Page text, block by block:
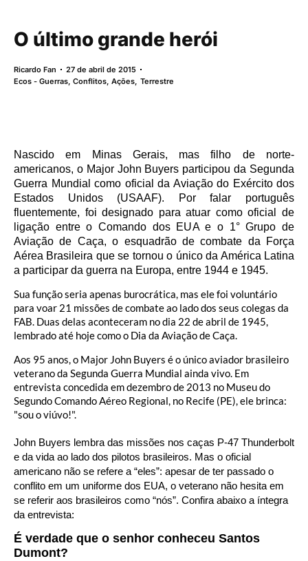
O último grande herói
Ricardo Fan
27 de abril de 2015
Ecos - Guerras, Conflitos, Ações,Terrestre
Nascido em Minas Gerais, mas filho de norte-
americanos, o Major John Buyers participou da Segunda
Guerra Mundial como oficial da Aviação do Exército dos
Estados Unidos (USAAF). Por falar português
fluentemente, foi designado para atuar como oficial de
ligação entre o Comando dos EUA e o 1° Grupo de
Aviação de Caça, o esquadrão de combate da Força
Aérea Brasileira que se tornou o único da América Latina
a participar da guerra na Europa, entre 1944 e 1945.
Sua função seria apenas burocrática, mas ele foi voluntário
para voar 21 missões de combate ao lado dos seus colegas da
FAB. Duas delas aconteceram no dia 22 de abril de 1945,
lembrado até hoje como o Dia da Aviação de Caça.
Aos 95 anos, o Major John Buyers é o único aviador brasileiro
veterano da Segunda Guerra Mundial ainda vivo. Em
entrevista concedida em dezembro de 2013 no Museu do
Segundo Comando Aéreo Regional, no Recife (PE), ele brinca:
"sou o viúvo!".
John Buyers lembra das missões nos caças P-47 Thunderbolt
e da vida ao lado dos pilotos brasileiros. Mas o oficial
americano não se refere a “eles”: apesar de ter passado o
conflito em um uniforme dos EUA, o veterano não hesita em
se referir aos brasileiros como “nós”. Confira abaixo a íntegra
da entrevista:
É verdade que o senhor conheceu Santos
Dumont?